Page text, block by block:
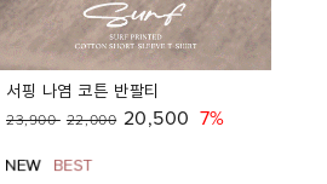
서핑 나염 코튼 반팔티
23,900 22,000 20,500 7%